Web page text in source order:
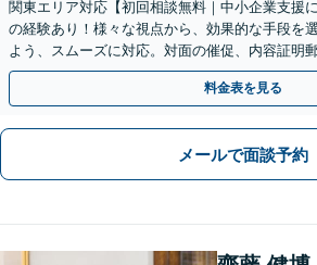
関東エリア対応【初回相談無料｜中小企業支援
の経験あり！様々な視点から、効果的な手段を
よう、スムーズに対応。対面の催促、内容証明
通。お困りの方はすぐにご相談を【オンライン
料金表を見る
メールで面談予約